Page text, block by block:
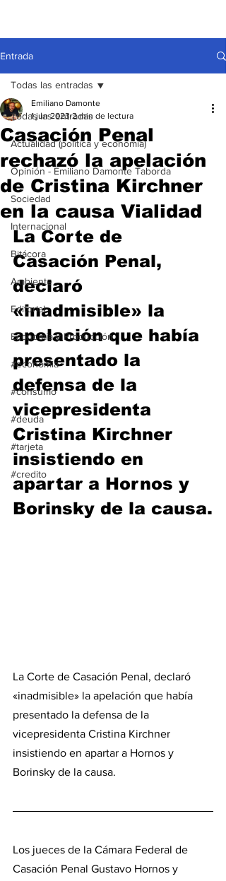
Entrada
Todas las entradas
Actualidad (política y economía)
Opinión - Emiliano Damonte Taborda
Sociedad
Internacional
Bitácora
Ambiente
Editorial
Economía y Producción
#economia
#consumo
#deuda
#tarjeta
#credito
Todas las entradas
Casación Penal
rechazó la apelación
de Cristina Kirchner
en la causa Vialidad
Emiliano Damonte
1 jun 2023 2 min de lectura
La Corte de
Casación Penal,
declaró
«inadmisible» la
apelación que había
presentado la
defensa de la
vicepresidenta
Cristina Kirchner
insistiendo en
apartar a Hornos y
Borinsky de la causa.
La Corte de Casación Penal, declaró
«inadmisible» la apelación que había
presentado la defensa de la
vicepresidenta Cristina Kirchner
insistiendo en apartar a Hornos y
Borinsky de la causa.
Los jueces de la Cámara Federal de
Casación Penal Gustavo Hornos y